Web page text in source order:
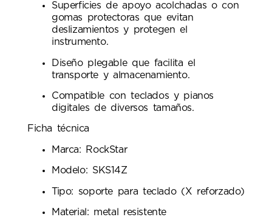
Superficies de apoyo acolchadas o con
gomas protectoras que evitan
deslizamientos y protegen el
instrumento.
Diseño plegable que facilita el
transporte y almacenamiento.
Compatible con teclados y pianos
digitales de diversos tamaños.
Ficha técnica
Marca: RockStar
Modelo: SKS14Z
Tipo: soporte para teclado (X reforzado)
Material: metal resistente